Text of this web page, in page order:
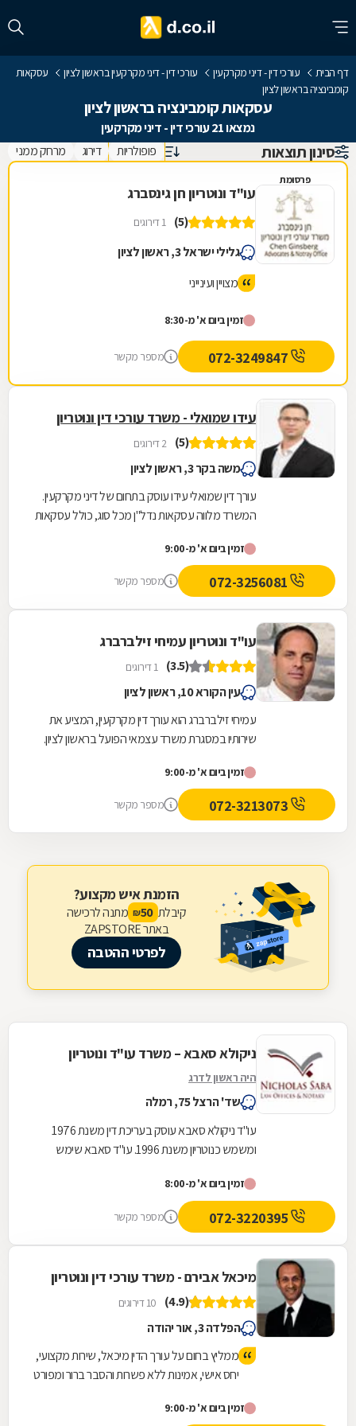
דף הבית עורכי דין - דיני מקרקעין עורכי דין - דיני מקרקעין בראשון לציון
עסקאות
קומבינציה בראשון לציון
עסקאות קומבינציה בראשון לציון
נמצאו 21 עורכי דין - דיני מקרקעין
סינון תוצאות פופולריות דירוג מרחק ממני
פרסומת
עו"ד ונוטריון חן גינסברג
(5) 1 דירוגים
גלילי ישראל 3, ראשון לציון
מצויין ועינייני
זמין ביום א' מ-8:30
מספר מקשר
עידו שמואלי - משרד עורכי דין ונוטריון
(5) 2 דירוגים
משה בקר 3, ראשון לציון
עורך דין שמואלי עידו עוסק בתחום של דיני מקרקעין.
המשרד מלווה עסקאות נדל"ן מכל סוג, כולל עסקאות
זמין ביום א' מ-9:00
מספר מקשר
עו"ד ונוטריון עמיחי זילברברג
(3.5) 1 דירוגים
עין הקורא 10, ראשון לציון
עמיחי זילברברג הוא עורך דין מקרקעין, המציע את
שירותיו במסגרת משרד עצמאי הפועל בראשון לציון.
בכל...זמין ביום א' מ-9:00
מספר מקשר
הזמנת איש מקצוע?
קיבלת 50
₪ מתנה לרכישה
באתר ZAPSTORE
לפרטי ההטבה
ניקולא סאבא – משרד עו"ד ונוטריון
היה ראשון לדרג
שד' הרצל 75, רמלה
עו"ד ניקולא סאבא עוסק בעריכת דין משנת 1976
ומשמש כנוטריון משנת 1996. עו"ד סאבא שימש
במשך 4...
זמין ביום א' מ-8:00
מספר מקשר
מיכאל אבירם - משרד עורכי דין ונוטריון
(4.9) 10 דירוגים
הפלדה 3, אור יהודה
ממליץ בחום על עורך הדין מיכאל, שירות מקצועי,
יחס אישי, אמינות ללא פשרות והסבר ברור ומפורט
זמין ביום א' מ-9:00